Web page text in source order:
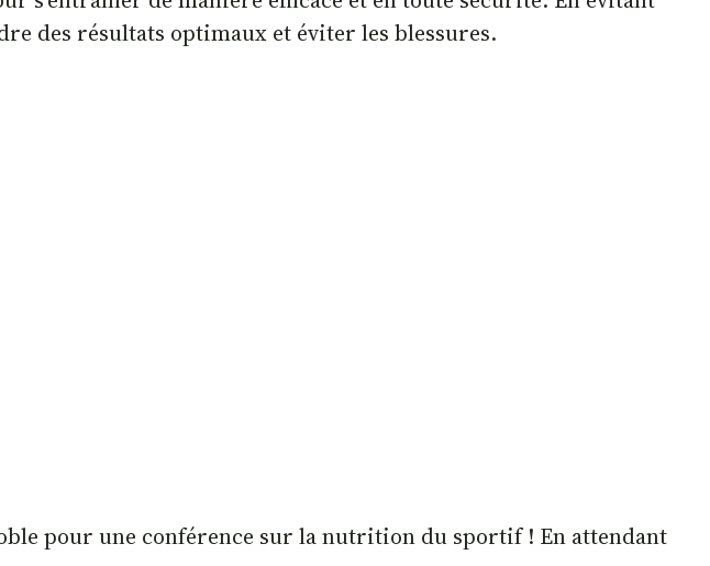
des résultats optimaux et éviter les blessures.
pour une conférence sur la nutrition du sportif ! En attendant